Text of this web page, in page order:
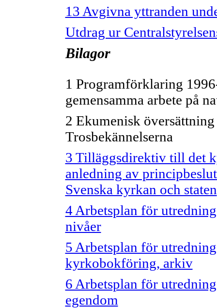
13 Avgivna yttranden
Utdrag ur
Bilagor
1 Programförklaring
gemensamma arbete på
2 Ekumenisk
Trosbekännelserna
3 Tilläggsdirektiv till det
anledning av
Svenska kyrkan och staten
4 Arbetsplan för
nivåer
5 Arbetsplan för
kyrkobokföring, arkiv
6 Arbetsplan för
egendom